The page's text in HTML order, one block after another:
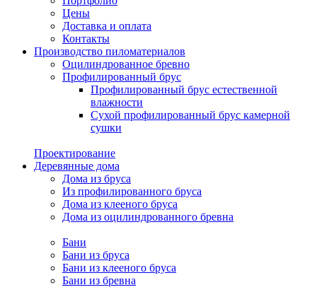
Цены
Доставка и оплата
Контакты
Производство пиломатериалов
Оцилиндрованное бревно
Профилированный брус
Профилированный брус естественной
влажности
Сухой профилированный брус камерной
сушки
Проектирование
Деревянные дома
Дома из бруса
Из профилированного бруса
Дома из клееного бруса
Дома из оцилиндрованного бревна
Бани
Бани из бруса
Бани из клееного бруса
Бани из бревна